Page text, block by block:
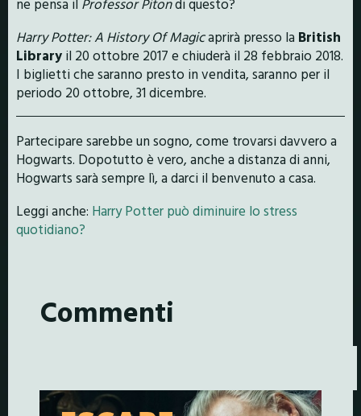
Harry Potter: A History Of Magicaprirà presso la British
Library il 20 ottobre 2017 e chiuderà il 28 febbraio 2018.
I biglietti che saranno presto in vendita, saranno per il
periodo 20 ottobre, 31 dicembre.
Partecipare sarebbe un sogno, come trovarsi davvero a
Hogwarts. Dopotutto è vero, anche a distanza di anni,
Hogwarts sarà sempre lì, a darci il benvenuto a casa.
Leggi anche: Harry Potter può diminuire lo stress
quotidiano?
Commenti